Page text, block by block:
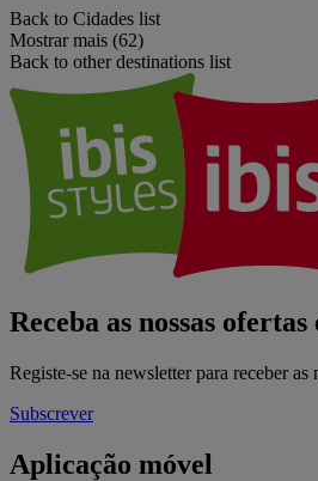
Back to Cidades list
Mostrar mais (62)
Back to other destinations list
Receba as nossas
Registe-se na newsletter para receber as
Subscrever
Aplicação móvel